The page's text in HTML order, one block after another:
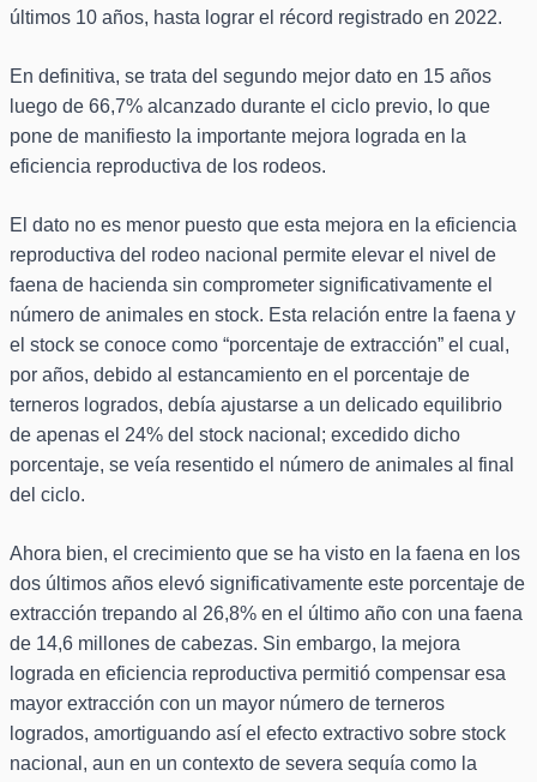
últimos 10 años, hasta lograr el récord registrado en 2022.
En definitiva, se trata del segundo mejor dato en 15 años
luego de 66,7% alcanzado durante el ciclo previo, lo que
pone de manifiesto la importante mejora lograda en la
eficiencia reproductiva de los rodeos.
El dato no es menor puesto que esta mejora en la eficiencia
reproductiva del rodeo nacional permite elevar el nivel de
faena de hacienda sin comprometer significativamente el
número de animales en stock. Esta relación entre la faena y
el stock se conoce como “porcentaje de extracción” el cual,
por años, debido al estancamiento en el porcentaje de
terneros logrados, debía ajustarse a un delicado equilibrio
de apenas el 24% del stock nacional; excedido dicho
porcentaje, se veía resentido el número de animales al final
del ciclo.
Ahora bien, el crecimiento que se ha visto en la faena en los
dos últimos años elevó significativamente este porcentaje de
extracción trepando al 26,8% en el último año con una faena
de 14,6 millones de cabezas. Sin embargo, la mejora
lograda en eficiencia reproductiva permitió compensar esa
mayor extracción con un mayor número de terneros
logrados, amortiguando así el efecto extractivo sobre stock
nacional, aun en un contexto de severa sequía como la